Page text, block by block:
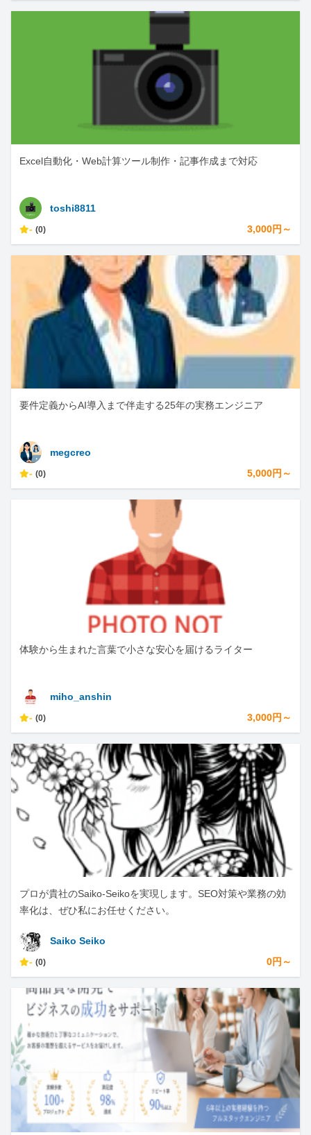
Excel自動化・Web計算ツール制作・記事作成まで対応
toshi8811
- (0) 3,000円～
要件定義からAI導入まで伴走する25年の実務エンジニア
megcreo
- (0) 5,000円～
体験から生まれた言葉で小さな安心を届けるライター
miho_anshin
- (0) 3,000円～
プロが貴社のSaiko-Seikoを実現します。SEO対策や業務の効
率化は、ぜひ私にお任せください。
Saiko Seiko
- (0) 0円～